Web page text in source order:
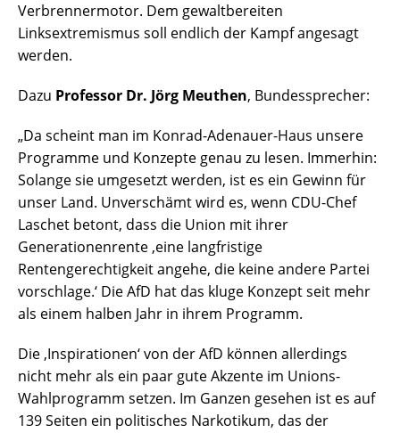
Verbrennermotor. Dem gewaltbereiten
Linksextremismus soll endlich der Kampf angesagt
werden.
Dazu Professor Dr. Jörg Meuthen, Bundessprecher:
„Da scheint man im Konrad-Adenauer-Haus unsere
Programme und Konzepte genau zu lesen. Immerhin:
Solange sie umgesetzt werden, ist es ein Gewinn für
unser Land. Unverschämt wird es, wenn CDU-Chef
Laschet betont, dass die Union mit ihrer
Generationenrente ‚eine langfristige
Rentengerechtigkeit angehe, die keine andere Partei
vorschlage.‘ Die AfD hat das kluge Konzept seit mehr
als einem halben Jahr in ihrem Programm.
Die ‚Inspirationen‘ von der AfD können allerdings
nicht mehr als ein paar gute Akzente im Unions-
Wahlprogramm setzen. Im Ganzen gesehen ist es auf
139 Seiten ein politisches Narkotikum, das der